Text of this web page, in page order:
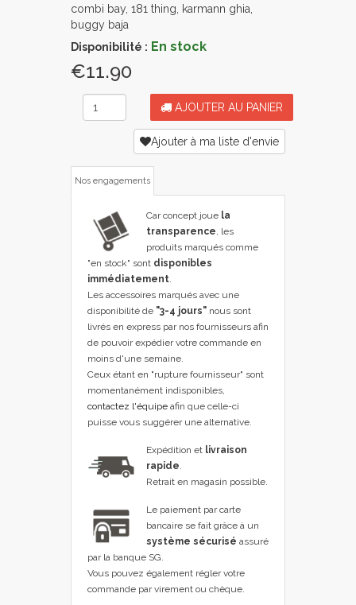
combi bay, 181 thing, karmann ghia,
buggy baja
Disponibilité : En stock
€11.90
AJOUTER AU PANIER
Ajouter à ma liste d'envie
Nos engagements
Car concept joue la
transparence , les
produits marqués comme
"en stock" sont disponibles
immédiatement
Les accessoires marqués avec une
disponibilité de "3-4 jours" nous sont
livrés en express par nos fournisseurs afin
de pouvoir expédier votre commande en
moins d'une semaine.
Ceux étant en "rupture fournisseur" sont
momentanément indisponibles,
contactez l'équipe afin que celle-ci
puisse vous suggérer une alternative.
Expédition et livraison
rapide
Retrait en magasin possible.
Le paiement par carte
bancaire se fait grâce à un
système sécurisé assuré
par la banque SG.
Vous pouvez également régler votre
commande par virement ou chèque.